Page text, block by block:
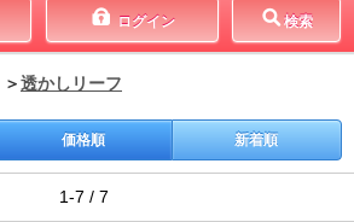
ログイン 検索
＞透かしリーフ
価格順 新着順
1-7 / 7